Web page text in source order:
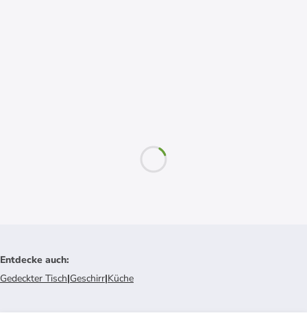
Entdecke auch:
Gedeckter Tisch|Geschirr|Küche